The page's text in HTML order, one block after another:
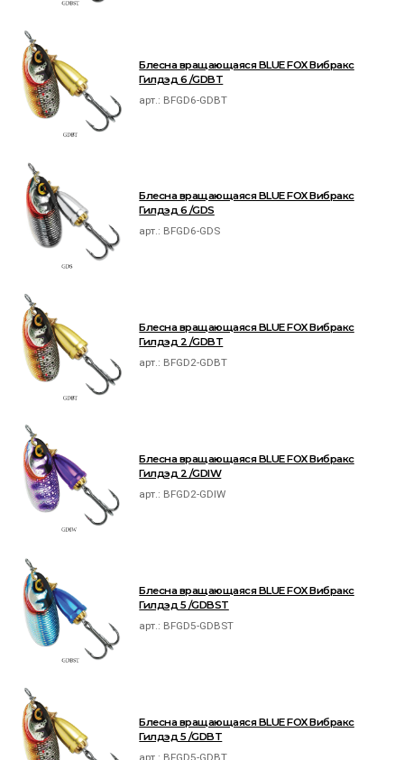
Блесна вращающаяся BLUE FOX Вибракс
Гилдэд 6 /GDBT
арт.: BFGD6-GDBT
Блесна вращающаяся BLUE FOX Вибракс
Гилдэд 6 /GDS
арт.: BFGD6-GDS
Блесна вращающаяся BLUE FOX Вибракс
Гилдэд 2 /GDBT
арт.: BFGD2-GDBT
Блесна вращающаяся BLUE FOX Вибракс
Гилдэд 2 /GDIW
арт.: BFGD2-GDIW
Блесна вращающаяся BLUE FOX Вибракс
Гилдэд 5 /GDBST
арт.: BFGD5-GDBST
Блесна вращающаяся BLUE FOX Вибракс
Гилдэд 5 /GDBT
арт.: BFGD5-GDBT